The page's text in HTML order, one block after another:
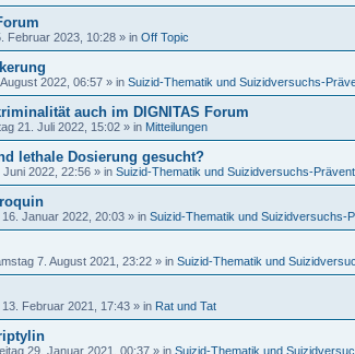
Februar 2023, 10:28 » in Off Topic
2022, 06:57 » in Suizid-Thematik und Suizidversuchs-
auch im DIGNITAS Forum
21. Juli 2022, 15:02 » in Mitteilungen
lethale Dosierung gesucht?
Juni 2022, 22:56 » in Suizid-Thematik und Suizidversuchs-
Januar 2022, 20:03 » in Suizid-Thematik und Suizidversuchs-
7. August 2021, 23:22 » in Suizid-Thematik und
Februar 2021, 17:43 » in Rat und Tat
29. Januar 2021, 00:37 » in Suizid-Thematik und